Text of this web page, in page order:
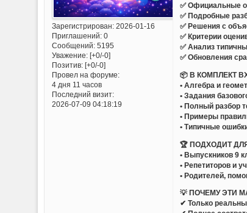
Зарегистрирован: 2026-01-16
Приглашений:0
Сообщений:5195
Уважение: [+0/-0]
Позитив: [+0/-0]
Провел на форуме:
4 дня 11 часов
Последний визит:
2026-07-09 04:18:19
✅ Официальные
✅ Подробные
✅ Решения с
✅ Критерии
✅ Анализ
✅ Обновления
📦 В КОМПЛЕКТ
• Алгебра и
• Задания
• Полный разбор
• Примеры
• Типичные
🏆 ПОДХОДИТ
• Выпускников 9
• Репетиторов и
• Родителей,
💡 ПОЧЕМУ ЭТИ
✔ Только